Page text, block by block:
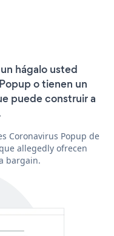
hágalo usted
o tienen un
puede construir a
Coronavirus Popup de
allegedly ofrecen
bargain.